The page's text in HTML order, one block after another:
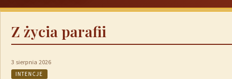
Z życia parafii
3 sierpnia 2026
INTENCJE